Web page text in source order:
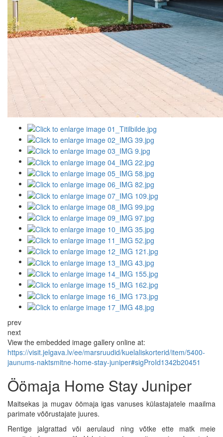
prev
next
View the embedded image gallery online at:
https://visit.jelgava.lv/ee/marsruudid/kuelaliskorterid/item/5400-
jaunums-naktsmitne-home-stay-juniper#sigProId1342b20451
Öömaja Home Stay Juniper
Maitsekas ja mugav öömaja igas vanuses külastajatele maailma
parimate võõrustajate juures.
Rentige jalgrattad või aerulaud ning võtke ette matk meie